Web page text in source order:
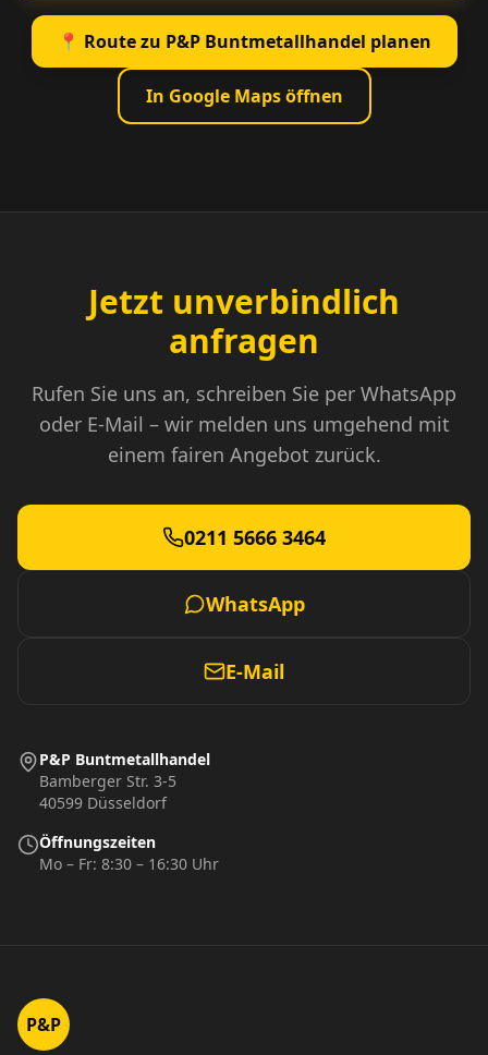
📍 Route zu P&P Buntmetallhandel planen
In Google Maps öffnen
Jetzt unverbindlich
anfragen
Rufen Sie uns an, schreiben Sie per WhatsApp
oder E-Mail – wir melden uns umgehend mit
einem fairen Angebot zurück.
0211 5666 3464
WhatsApp
E-Mail
P&P Buntmetallhandel
Bamberger Str. 3-5
40599 Düsseldorf
Öffnungszeiten
Mo – Fr: 8:30 – 16:30 Uhr
P&P